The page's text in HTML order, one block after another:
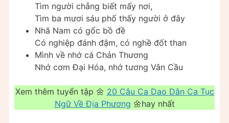
Tìm người chẳng biết mấy nơi,
Tìm ba mươi sáu phố thấy người ở đây
Nhã Nam có gốc bồ đề
Có nghiệp đánh đậm, có nghề đốt than
Mình về nhớ cá Chản Thương
Nhớ cơm Đại Hóa, nhớ tương Vân Cầu
Xem thêm tuyển tập 🌼 20 Câu Ca Dao Dân Ca Tục
Ngữ Về Địa Phương 🌼hay nhất